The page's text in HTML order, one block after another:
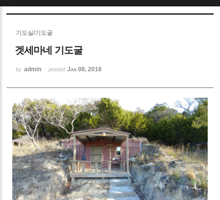
기도실/기도굴
겟세마네 기도굴
by admin posted Jan 08, 2018
Sketchbook5, 스케치북5
Sketchbook5, 스케치북5